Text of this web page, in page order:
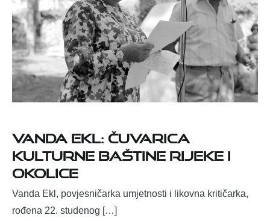
Vanda Ekl: čuvarica
kulturne baštine Rijeke i
okolice
Vanda Ekl, povjesničarka umjetnosti i likovna kritičarka,
rođena 22. studenog […]